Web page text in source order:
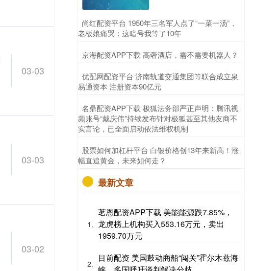
03-03
03-03
03-02
​尚红配资平台 1950年三名军人点了“一菜一汤”，
老板娘痛哭：这暗号我等了10年
​京海配资APP下载 高奢酒店，需不需要机器人？
​优配网配资平台 济南轨道交通集团等联合成立泉
易通资本 注册资本90亿元
​名鼎配资APP下载 极狐法务部严正声明：腾讯视
频账号“戴庆伟”持续发布针对极狐甚至其他友商不
实言论，已全面启动依法维权机制
​股票如何加杠杆平台 白银价格创13年来新高！涨
幅直追黄金，未来如何走？
最新文章
1、
茗恩配资APP下载 美能能源跌7.85%，
龙虎榜上机构买入553.16万元，卖出
1959.70万元
2、
目前配资 美国鼓动商船“闯关”霍尔木兹海